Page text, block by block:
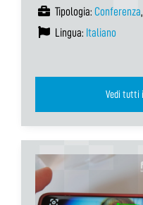
Tipologia: Conferenza,
Lingua: Italiano